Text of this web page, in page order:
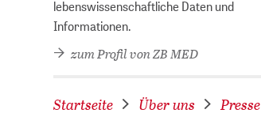
lebenswissenschaftliche Daten und
Informationen.
zum Profil von ZB MED
des Jahres 2026!
Startseite Über uns Presse